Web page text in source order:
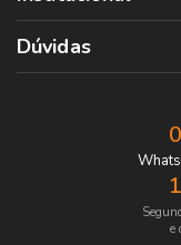
Dúvidas
e